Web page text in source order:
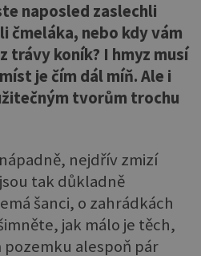
naposled zaslechli
čmeláka, nebo kdy vám
trávy koník? I hmyz musí
je čím dál míň. Ale i
tvorům trochu
nejdřív zmizí
tak důkladně
šanci, o zahrádkách
jak málo je těch,
alespoň pár